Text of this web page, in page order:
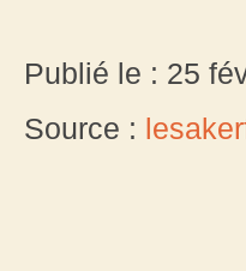
Publié le : 25
Source :